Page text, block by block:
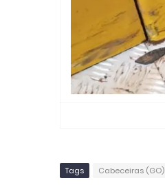
Tags Cabeceiras (GO)